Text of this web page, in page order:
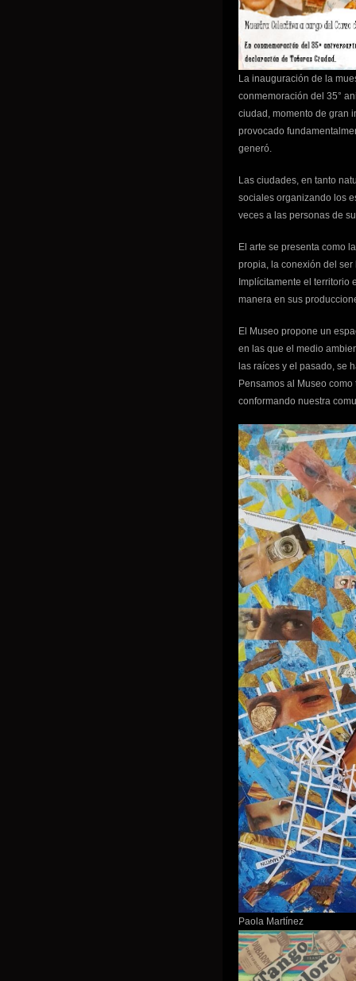
La inauguración de la
conmemoración del 35°
ciudad, momento de gran
provocado
generó.
Las ciudades, en tanto
sociales organizando los
veces a las personas de
El arte se presenta como
propia, la conexión del
Implícitamente el territorio
manera en sus
El Museo propone un
en las que el medio
las raíces y el pasado, se
Pensamos al Museo
conformando nuestra
Paola Martínez